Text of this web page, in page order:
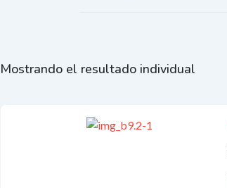
Mostrando el resultado individual